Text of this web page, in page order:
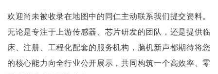
欢迎尚未被收录在地图中的同仁主动联系我们提交资料。
无论是专注于上游传感器、芯片研发的团队，还是提供临
床、注册、工程化配套的服务机构，脑机新声都期待将您
的核心能力向全行业公开展示，共同构筑一个高效率、零